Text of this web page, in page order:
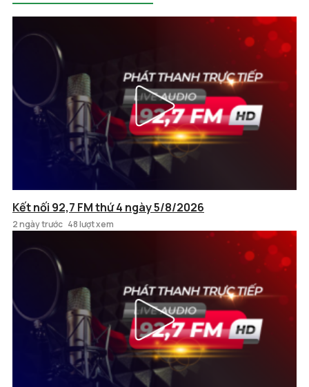
Kết nối 92,7 FM thứ 4 ngày 5/8/2026
2 ngày trước 48 lượt xem